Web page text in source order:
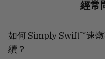
經常
如何 Simply Swift™速
續？